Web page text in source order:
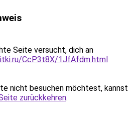
Seite versucht, dich an
CcP3t8X/1JfAfdm.html
nicht besuchen möchtest, kannst
zurückkehren.